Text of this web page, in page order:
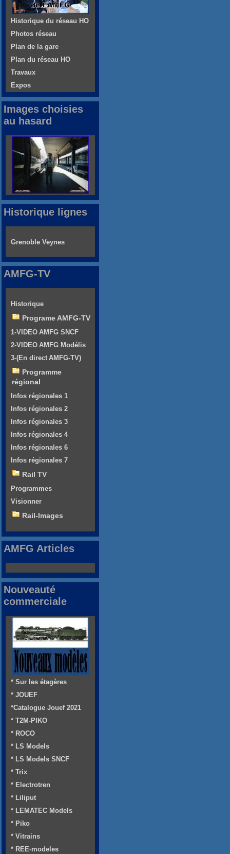
Historique du réseau HO
Photos réseau
Plan de la gare
Plan du réseau HO
Travaux
Expos
Images choisies
au hasard
Historique lignes
Grenoble Veynes
AMFG-TV
Historique
Programe AMFG-TV
1-VIDEO AMFG SNCF
2-VIDEO AMFG Modélis
3-(En direct AMFG-TV)
Programme
régional
Infos régionales 1
Infos régionales 2
Infos régionales 3
Infos régionales 4
Infos régionales 6
Infos régionales 7
Rail TV
Programmes
Visionner
Rail-Images
AMFG Articles
Nouveauté
commerciale
* Sur les étagères
* JOUEF
*Catalogue Jouef 2021
* T2M-PIKO
* ROCO
* LS Models
* LS Models SNCF
* Trix
* Electrotren
* Liliput
* LEMATEC Models
* Piko
* Vitrains
* REE-modeles